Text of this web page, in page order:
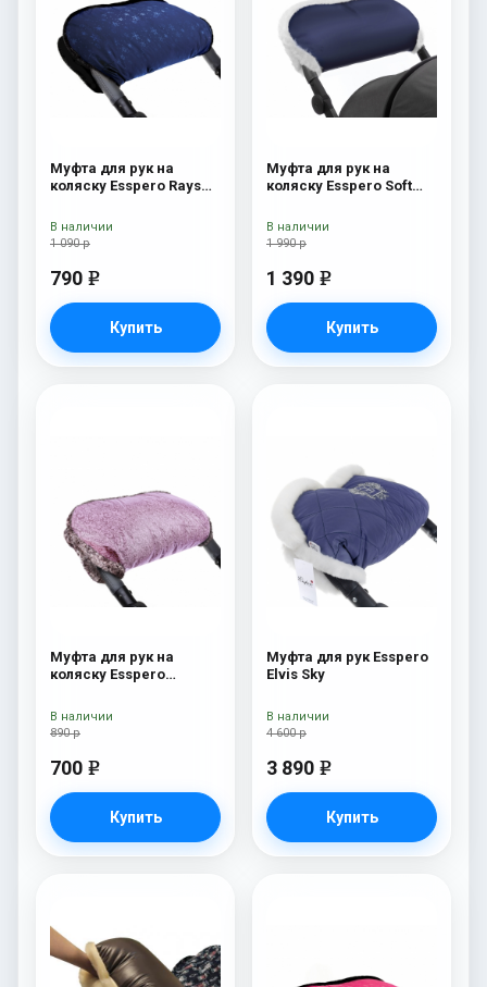
Муфта для рук на
коляску Esspero Rays
1 090 р
790 e
Купить
В наличии
Муфта для рук на
коляску Esspero Soft
1 990 р
1 390 e
Купить
В наличии
Муфта для рук на
коляску Esspero
890 р
700 e
Купить
В наличии
Муфта для рук Esspero
Elvis Sky
4 600 р
3 890 e
Купить
В наличии